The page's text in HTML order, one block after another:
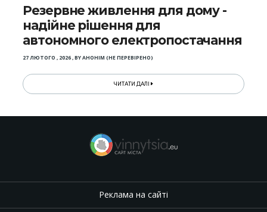
Резервне живлення для дому -
надійне рішення для
автономного електропостачання
27 ЛЮТОГО , 2026,BYАНОНІМ (НЕ ПЕРЕВІРЕНО)
ЧИТАТИ ДАЛІ
Реклама на сайті